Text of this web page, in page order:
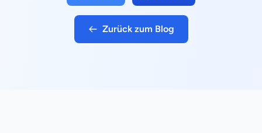
Zurück zum Blog